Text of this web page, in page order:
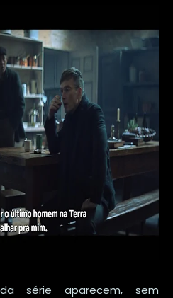
série aparecem, sem